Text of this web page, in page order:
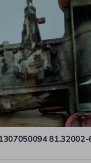
81.32002-